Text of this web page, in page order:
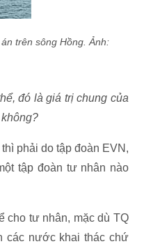
trên sông Hồng. Ảnh:
đó là giá trị chung của
phải do tập đoàn EVN,
tập đoàn tư nhân nào
cho tư nhân, mặc dù TQ
các nước khai thác chứ